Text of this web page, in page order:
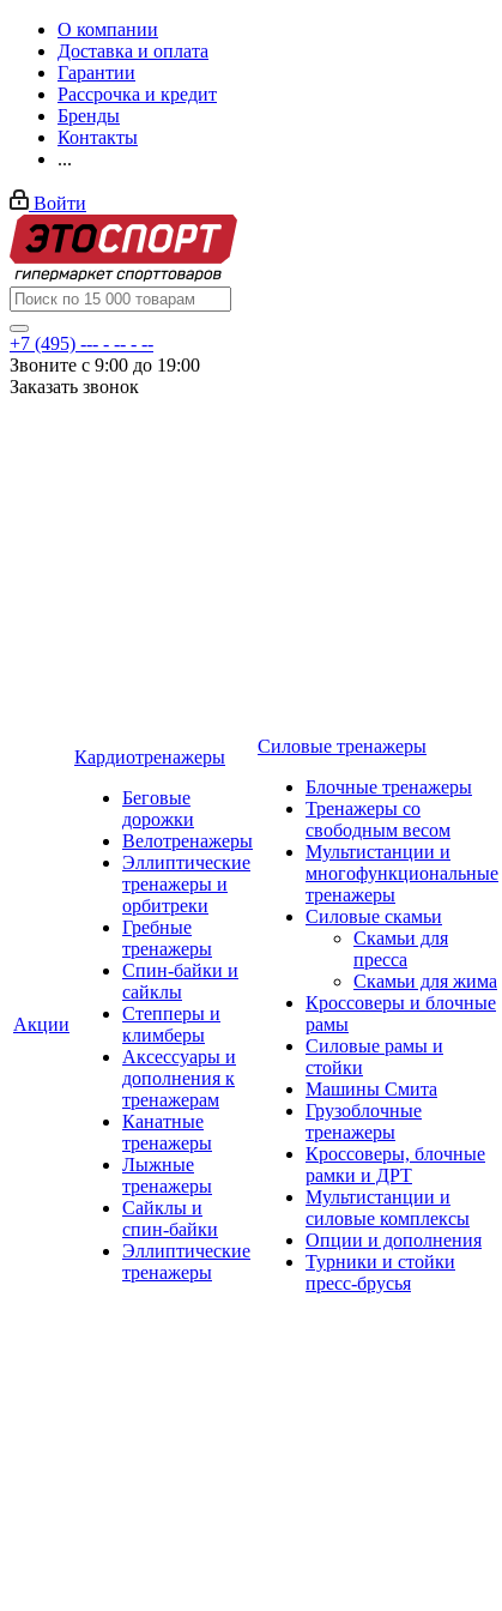
О компании
Доставка и оплата
Гарантии
Рассрочка и кредит
Бренды
Контакты
...
Войти
+7 (495) --- - -- - --
Звоните с 9:00 до 19:00
Заказать звонок
Акции
Кардиотренажеры
Беговые
дорожки
Велотренажеры
Эллиптические
тренажеры и
орбитреки
Гребные
тренажеры
Спин-байки и
сайклы
Степперы и
климберы
Аксессуары и
дополнения к
тренажерам
Канатные
тренажеры
Лыжные
тренажеры
Сайклы и
спин-байки
Эллиптические
тренажеры
Силовые тренажеры
Блочные тренажеры
Тренажеры со
свободным весом
Мультистанции и
многофункциональные
тренажеры
Силовые скамьи
Скамьи для
пресса
Скамьи для жима
Кроссоверы и блочные
рамы
Силовые рамы и
стойки
Машины Смита
Грузоблочные
тренажеры
Кроссоверы, блочные
рамки и ДРТ
Мультистанции и
силовые комплексы
Опции и дополнения
Турники и стойки
пресс-брусья